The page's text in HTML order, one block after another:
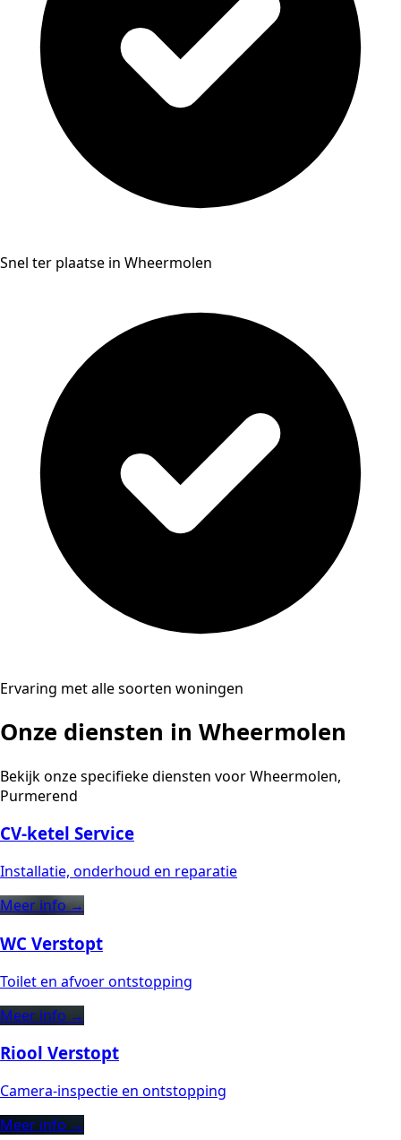
Snel ter plaatse in Wheermolen
Ervaring met alle soorten woningen
Onze diensten in Wheermolen
Bekijk onze specifieke diensten voor Wheermolen,
Purmerend
CV-ketel Service
Installatie, onderhoud en reparatie
Meer info →
WC Verstopt
Toilet en afvoer ontstopping
Meer info →
Riool Verstopt
Camera-inspectie en ontstopping
Meer info →